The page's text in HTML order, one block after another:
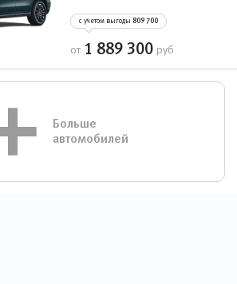
с учетом выгоды 809 700
от 1 889 300 руб
Больше
автомобилей